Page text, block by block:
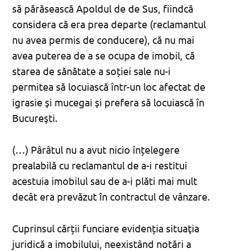
să părăsească Apoldul de de Sus, fiindcă
considera că era prea departe (reclamantul
nu avea permis de conducere), că nu mai
avea puterea de a se ocupa de imobil, că
starea de sănătate a soției sale nu-i
permitea să locuiască într-un loc afectat de
igrasie şi mucegai şi prefera să locuiască în
Bucureşti.
(…) Pârâtul nu a avut nicio înțelegere
prealabilă cu reclamantul de a-i restitui
acestuia imobilul sau de a-i plăti mai mult
decât era prevăzut în contractul de vânzare.
Cuprinsul cărții funciare evidenția situaţia
juridică a imobilului, neexistând notări a